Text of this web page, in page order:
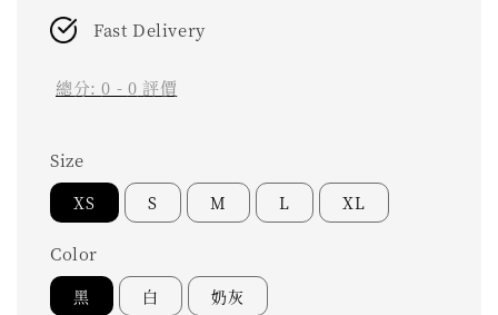
Fast Delivery
總分:0 - 0 評價
Size
XS S M L XL
Color
黑 白 奶灰